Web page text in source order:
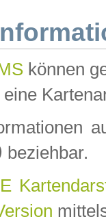
können
eine
beziehbar.